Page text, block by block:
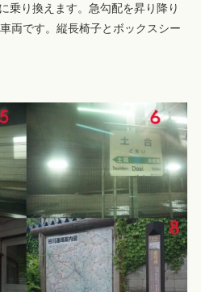
乗り換えます。急勾配を昇り降り
両です。縦長椅子とボックスシー